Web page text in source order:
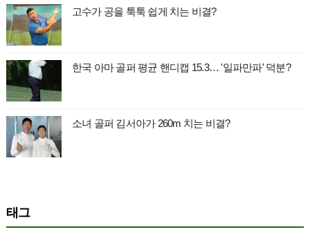
고수가 공을 툭툭 쉽게 치는 비결?
한국 아마 골퍼 평균 핸디캡 15.3… '일파만파' 덕분?
소녀 골퍼 김서아가 260m 치는 비결?
태그